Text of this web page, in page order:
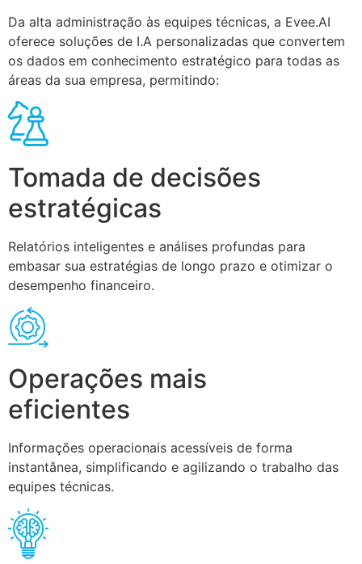
Da alta administração às equipes técnicas, a Evee.AI
oferece soluções de I.A personalizadas que convertem
os dados em conhecimento estratégico para todas as
áreas da sua empresa, permitindo:
Tomada de decisões
estratégicas
Relatórios inteligentes e análises profundas para
embasar sua estratégias de longo prazo e otimizar o
desempenho financeiro.
Operações mais
eficientes
Informações operacionais acessíveis de forma
instantânea, simplificando e agilizando o trabalho das
equipes técnicas.